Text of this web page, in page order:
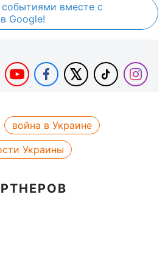
событиями вместе с
Google!
война в Украине
Украины